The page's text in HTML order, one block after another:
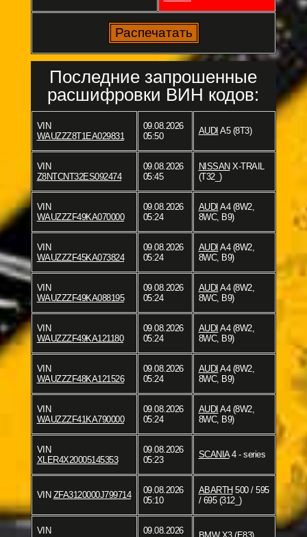
Последние запрошенные
расшифровки ВИН кодов:
VIN
WAUZZZ8T1EA029831
09.08.2026
05:50
AUDI A5 (8T3)
VIN
Z8NTCNT32ES092474
09.08.2026
05:45
NISSAN X-TRAIL
(T32_)
VIN
WAUZZZF49KA070000
09.08.2026
05:24
AUDI A4 (8W2,
8WC, B9)
VIN
WAUZZZF45KA073824
09.08.2026
05:24
AUDI A4 (8W2,
8WC, B9)
VIN
WAUZZZF49KA088195
09.08.2026
05:24
AUDI A4 (8W2,
8WC, B9)
VIN
WAUZZZF49KA121180
09.08.2026
05:24
AUDI A4 (8W2,
8WC, B9)
VIN
WAUZZZF48KA121526
09.08.2026
05:24
AUDI A4 (8W2,
8WC, B9)
VIN
WAUZZZF41KA790000
09.08.2026
05:24
AUDI A4 (8W2,
8WC, B9)
VIN
XLER4X20005145353
09.08.2026
05:23
SCANIA4 - series
VIN ZFA3120000J799714
09.08.2026
05:10
ABARTH 500 / 595
/ 695 (312_)
VIN
09.08.2026